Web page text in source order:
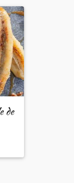
de